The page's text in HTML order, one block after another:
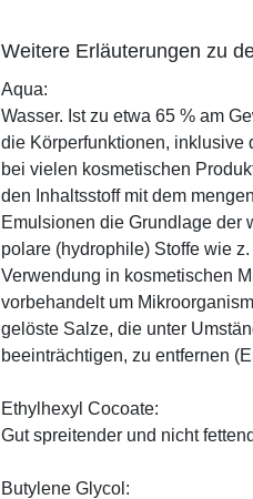
Weitere Erläuterungen zu
Aqua:
Wasser. Ist zu etwa 65 % am
die Körperfunktionen, inklusive
bei vielen kosmetischen
den Inhaltsstoff mit dem
Emulsionen die Grundlage der
polare (hydrophile) Stoffe wie
Verwendung in kosmetischen
vorbehandelt um
gelöste Salze, die unter
beeinträchtigen, zu entfernen
Ethylhexyl Cocoate:
Gut spreitender und nicht
Butylene Glycol: